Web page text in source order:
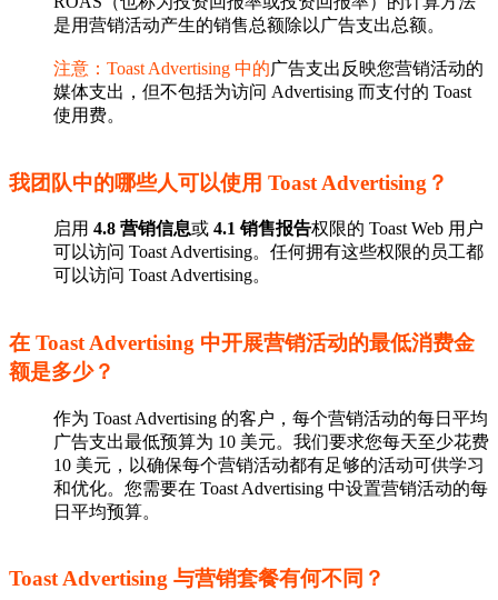
是用营销活动产生的销售总额除以广告支出总额。
注意：Toast Advertising 中的广告支出反映您营销活动的
媒体支出，但不包括为访问 Advertising 而支付的 Toast
使用费。
我团队中的哪些人可以使用 Toast Advertising？
启用 4.8 营销信息或 4.1 销售报告权限的 Toast Web 用户
可以访问 Toast Advertising。任何拥有这些权限的员工都
可以访问 Toast Advertising。
在 Toast Advertising 中开展营销活动的最低消费金
额是多少？
作为 Toast Advertising 的客户，每个营销活动的每日平均
广告支出最低预算为 10 美元。我们要求您每天至少花费
10 美元，以确保每个营销活动都有足够的活动可供学习
和优化。您需要在 Toast Advertising 中设置营销活动的每
日平均预算。
Toast Advertising 与营销套餐有何不同？